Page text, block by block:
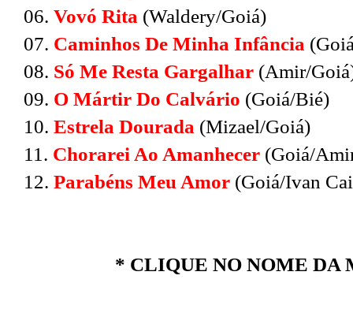
06. Vovó Rita (Waldery/Goiá)
07. Caminhos De Minha Infância
08. Só Me Resta Gargalhar (Amir/
09. O Mártir Do Calvário (Goiá/Bié)
10. Estrela Dourada (Mizael/Goiá)
11. Chorarei Ao Amanhecer (Goiá/
12. Parabéns Meu Amor (Goiá/Ivan
* CLIQUE NO NOME DA